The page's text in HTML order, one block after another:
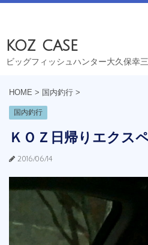
koz case
ビッグフィッシュハンター大久保幸
HOME > 国内釣行 >
国内釣行
ＫＯＺ日帰りエクス
2016/06/14